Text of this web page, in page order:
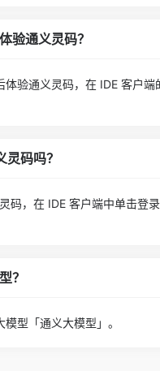
验通义灵码？
体验通义灵码，在 IDE 客户
码吗？
码，在 IDE 客户端中单击登
？
型「通义大模型」。